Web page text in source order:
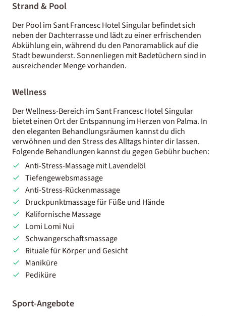
Strand & Pool
Der Pool im Sant Francesc Hotel Singular befindet sich
neben der Dachterrasse und lädt zu einer erfrischenden
Abkühlung ein, während du den Panoramablick auf die
Stadt bewunderst. Sonnenliegen mit Badetüchern sind in
ausreichender Menge vorhanden.
Wellness
Der Wellness-Bereich im Sant Francesc Hotel Singular
bietet einen Ort der Entspannung im Herzen von Palma. In
den eleganten Behandlungsräumen kannst du dich
verwöhnen und den Stress des Alltags hinter dir lassen.
Folgende Behandlungen kannst du gegen Gebühr buchen:
Anti-Stress-Massage mit Lavendelöl
Tiefengewebsmassage
Anti-Stress-Rückenmassage
Druckpunktmassage für Füße und Hände
Kalifornische Massage
Lomi Lomi Nui
Schwangerschaftsmassage
Rituale für Körper und Gesicht
Maniküre
Pediküre
Sport-Angebote